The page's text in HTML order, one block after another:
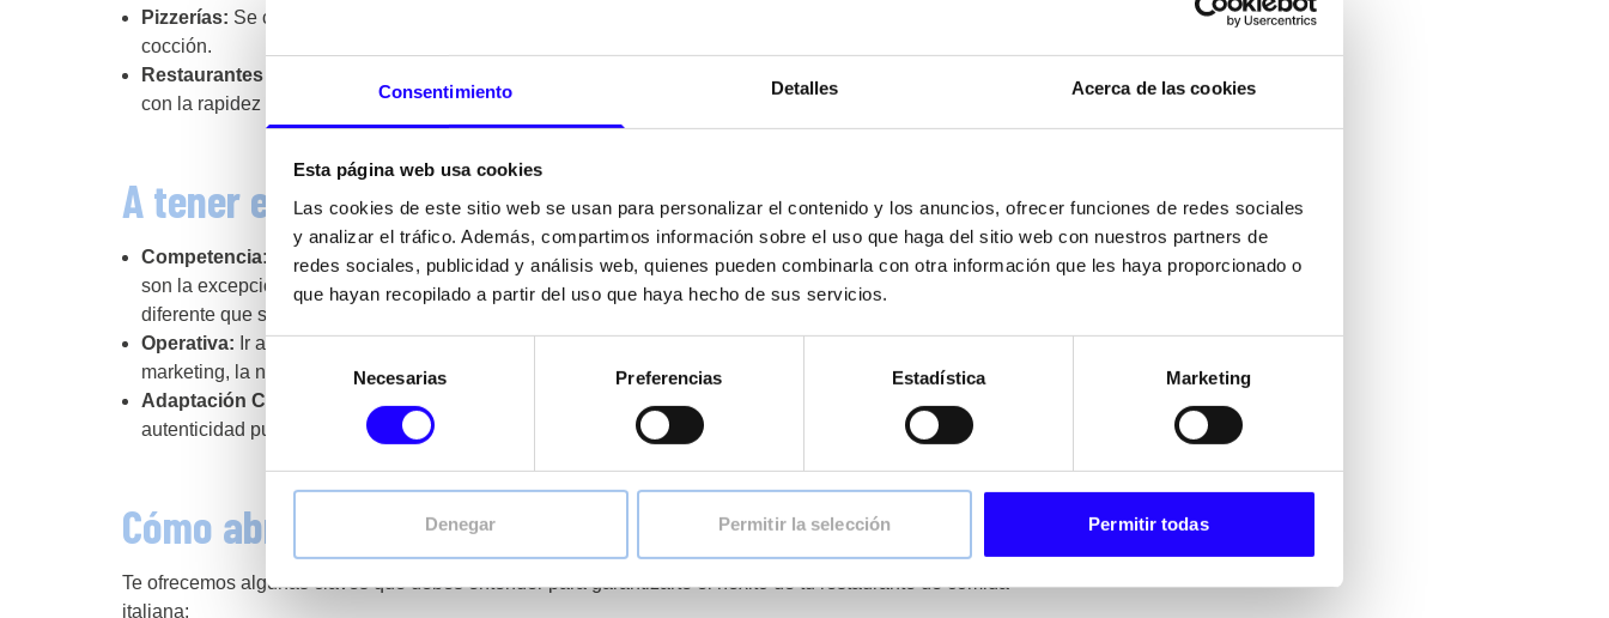
Consentimiento Detalles Acerca de las cookies
Esta página web usa cookies
Las cookies de este sitio web se usan para personalizar el contenido y los anuncios, ofrecer funciones de redes sociales
y analizar el tráfico. Además, compartimos información sobre el uso que haga del sitio web con nuestros partners de
redes sociales, publicidad y análisis web, quienes pueden combinarla con otra información que les haya proporcionado o
que hayan recopilado a partir del uso que haya hecho de sus servicios.
Selección
consentimiento
Necesarias Preferencias Estadística Marketing
Denegar Permitir la selección Permitir todas
Pizzerías: Se centran en ofrecer pizzas artesanales con una variedad de ingredientes y estilos de
cocción.
Restaurantes de Comida Rápida Casual:
con la rapidez del servicio de comida rápida.
A tener en cuenta…
Competencia:
La industria de restaurantes es altamente competitiva, y los restaurantes italianos no
son la excepción. Por ello es necesario realizar un análisis y postar por un modelo de negocio
diferente que salga de las típizas pizzerías o del restaurante clásico italiano.
Operativa: Ir acompañado de una estructura que te apoye tanto en la elección de personal como en el
marketing, la negociación con proveedores o la actualización de la carta es fundamental.
Adaptación Cultural:
Adaptar los menús y la experiencia a los gustos locales sin perder la
autenticidad puede ser un reto.
Cómo abrir una franquicia de restauración italiana
Te ofrecemos algunas claves que debes entender para garantizarte el ñexito de tu restaurante de comida
italiana: